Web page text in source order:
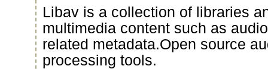
Libav is a collection of libraries
multimedia content such as
related metadata.Open source
processing tools.